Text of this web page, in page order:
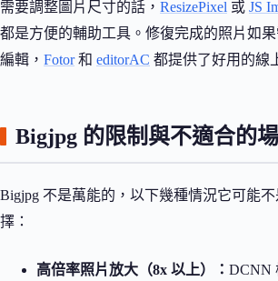
需要調整圖片尺寸的話， ResizePixel 或 JS
都是方便的輔助工具。修復完成的照片如
編輯， Fotor和 editorAC 都提供了好用的線
Bigjpg 的限制與不適合的
Bigjpg 不是萬能的，以下幾種情況它可能
擇：
高倍率照片放大（8x 以上）： DCNN